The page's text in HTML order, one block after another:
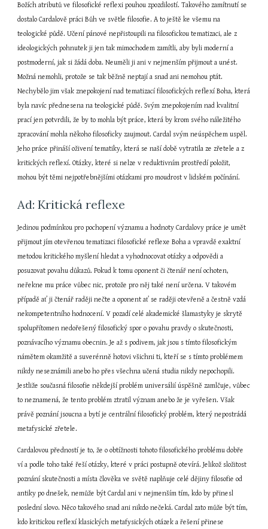
Božích atributů ve filosofické reflexi pouhou zpozdilostí. Takového zamítnutí se
dostalo Cardalově práci Bůh ve světle filosofie. A to ještě ke všemu na
teologické půdě. Učení pánové nepřistoupili na filosofickou tematizaci, ale z
ideologických pohnutek ji jen tak mimochodem zamítli, aby byli moderní a
postmoderní, jak si žádá doba. Neuměli ji ani v nejmenším přijmout a unést.
Možná nemohli, protože se tak běžně neptají a snad ani nemohou ptát.
Nechybělo jim však znepokojení nad tematizací filosofických reflexí Boha, která
byla navíc přednesena na teologické půdě. Svým znepokojením nad kvalitní
prací jen potvrdili, že by to mohla být práce, která by krom svého náležitého
zpracování mohla někoho filosoficky zaujmout. Cardal svým neúspěchem uspěl.
Jeho práce přináší oživení tematiky, která se naší době vytratila ze zřetele a z
kritických reflexí. Otázky, které si nelze v reduktivním prostředí položit,
mohou být těmi nejpotřebnějšími otázkami pro moudrost v lidském počínání.
Ad: Kritická reflexe
Jedinou podmínkou pro pochopení významu a hodnoty Cardalovy práce je umět
přijmout jím otevřenou tematizaci filosofické reflexe Boha a vpravdě exaktní
metodou kritického myšlení hledat a vyhodnocovat otázky a odpovědi a
posuzovat povahu důkazů. Pokud k tomu oponent či čtenář není ochoten,
neřekne mu práce vůbec nic, protože pro něj také není určena. V takovém
případě ať ji čtenář raději nečte a oponent ať se raději otevřeně a čestně vzdá
nekompetentního hodnocení. V pozadí celé akademické šlamastyky je skrytě
spolupřítomen nedořešený filosofický spor o povahu pravdy o skutečnosti,
poznávacího významu obecnin. Je až s podivem, jak jsou s tímto filosofickým
námětem okamžitě a suverénně hotovi všichni ti, kteří se s tímto problémem
nikdy neseznámili anebo ho přes všechna učená studia nikdy nepochopili.
Jestliže současná filosofie někdejší problém universálií úspěšně zamlčuje, vůbec
to neznamená, že tento problém ztratil význam anebo že je vyřešen. Však
právě poznání jsoucna a bytí je centrální filosofický problém, který nepostrádá
metafysické zřetele.
Cardalovou předností je to, že o obtížnosti tohoto filosofického problému dobře
ví a podle toho také řeší otázky, které v práci postupně otevírá. Jelikož složitost
poznání skutečnosti a místa člověka ve světě naplňuje celé dějiny filosofie od
antiky po dnešek, nemůže být Cardal ani v nejmenším tím, kdo by přinesl
poslední slovo. Něco takového snad ani nikdo nečeká. Cardal zato může být tím,
kdo kritickou reflexí klasických metafysických otázek a řešení přinese